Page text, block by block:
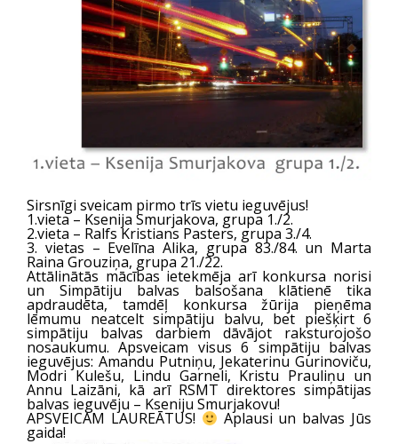
Sirsnīgi sveicam pirmo trīs vietu ieguvējus!
1.vieta – Ksenija Smurjakova, grupa 1./2.
2.vieta – Ralfs Kristians Pasters, grupa 3./4.
3. vietas – Evelīna Alika, grupa 83./84. un Marta
Raina Grouziņa, grupa 21./22.
Attālinātās mācības ietekmēja arī konkursa norisi
un Simpātiju balvas balsošana klātienē tika
apdraudēta, tamdēļ konkursa žūrija pieņēma
lēmumu neatcelt simpātiju balvu, bet piešķirt 6
simpātiju balvas darbiem dāvājot raksturojošo
nosaukumu. Apsveicam visus 6 simpātiju balvas
ieguvējus: Amandu Putniņu, Jekaterinu Gurinoviču,
Modri Kulešu, Lindu Garneli, Kristu Prauliņu un
Annu Laizāni, kā arī RSMT direktores simpātijas
balvas ieguvēju – Kseniju Smurjakovu!
APSVEICAM LAUREĀTUS! Aplausi un balvas Jūs
gaida!